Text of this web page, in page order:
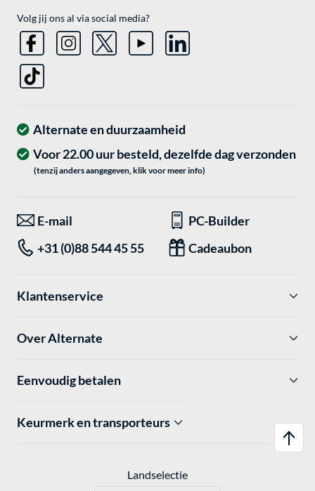
Volg jij ons al via social media?
Alternate en duurzaamheid
Voor 22.00 uur besteld, dezelfde dag verzonden
(tenzij anders aangegeven, klik voor meer info)
E-mail
PC-Builder
+31 (0)88 544 45 55
Cadeaubon
Klantenservice
Over Alternate
Eenvoudig betalen
Keurmerk en transporteurs
Landselectie